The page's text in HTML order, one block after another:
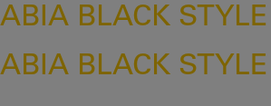
BLACK STYLE
BLACK